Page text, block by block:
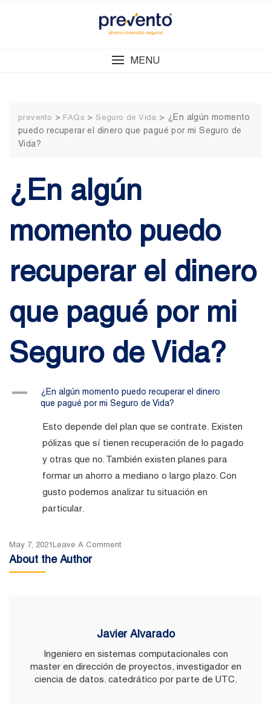
MENU
prevento > FAQs > Seguro de Vida > ¿En algún momento
puedo recuperar el dinero que pagué por mi Seguro de
Vida?
¿En algún
momento puedo
recuperar el dinero
que pagué por mi
Seguro de Vida?
A
¿En algún momento puedo recuperar el dinero
que pagué por mi Seguro de Vida?
Esto depende del plan que se contrate. Existen
pólizas que sí tienen recuperación de lo pagado
y otras que no. También existen planes para
formar un ahorro a mediano o largo plazo. Con
gusto podemos analizar tu situación en
particular.
May 7, 2021Leave A CommentOn
El
Dinero
Que
About the Author
Javier Alvarado
Ingeniero en sistemas computacionales con
master en dirección de proyectos, investigador en
ciencia de datos. catedrático por parte de UTC.